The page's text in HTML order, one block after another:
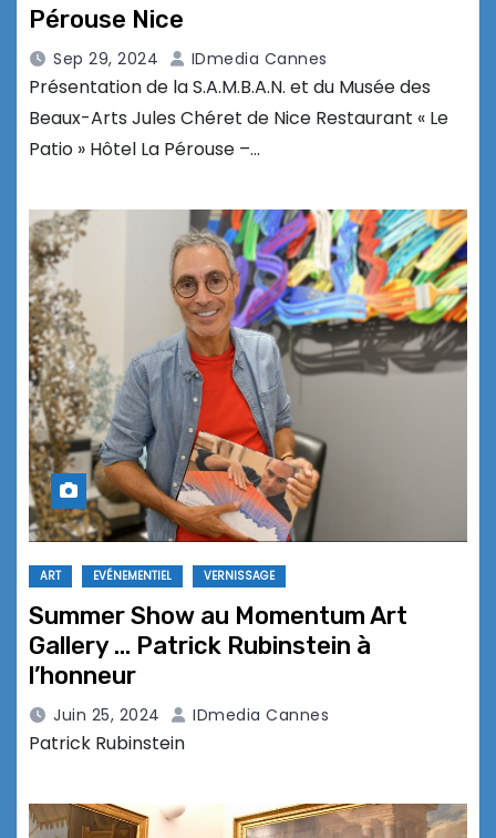
Pérouse Nice
Sep 29, 2024 IDmedia Cannes
Présentation de la S.A.M.B.A.N. et du Musée des
Beaux-Arts Jules Chéret de Nice Restaurant « Le
Patio » Hôtel La Pérouse –…
ART EVÉNEMENTIEL VERNISSAGE
Summer Show au Momentum Art
Gallery … Patrick Rubinstein à
l’honneur
Juin 25, 2024 IDmedia Cannes
Patrick Rubinstein